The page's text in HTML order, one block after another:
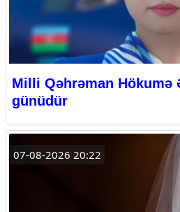
Milli Qəhrəman Hökumə
günüdür
07-08-2026 20:22